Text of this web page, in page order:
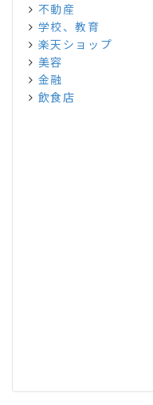
不動産
学校、教育
楽天ショップ
美容
金融
飲食店